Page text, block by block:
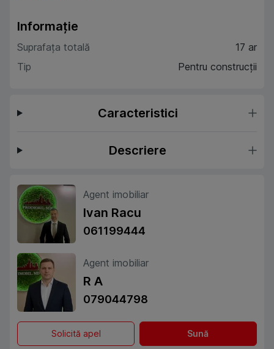
Informație
Suprafața totală
17 ar
Tip
Pentru construcții
Caracteristici
Descriere
Agent imobiliar
Ivan Racu
061199444
Agent imobiliar
R A
079044798
Solicită apel Sună